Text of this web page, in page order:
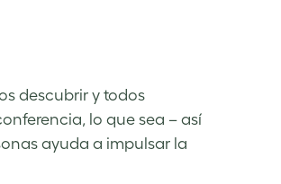
descubrir y todos
lo que sea – así
ayuda a impulsar la